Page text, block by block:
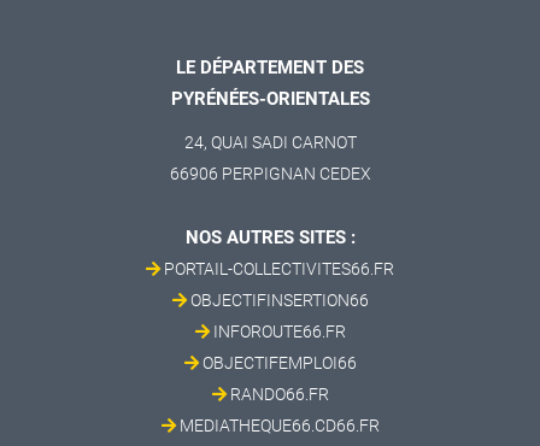
LE DÉPARTEMENT DES
PYRÉNÉES-ORIENTALES
24, QUAI SADI CARNOT
66906 PERPIGNAN CEDEX
NOS AUTRES SITES :
PORTAIL-COLLECTIVITES66.FR
OBJECTIFINSERTION66
INFOROUTE66.FR
OBJECTIFEMPLOI66
RANDO66.FR
MEDIATHEQUE66.CD66.FR